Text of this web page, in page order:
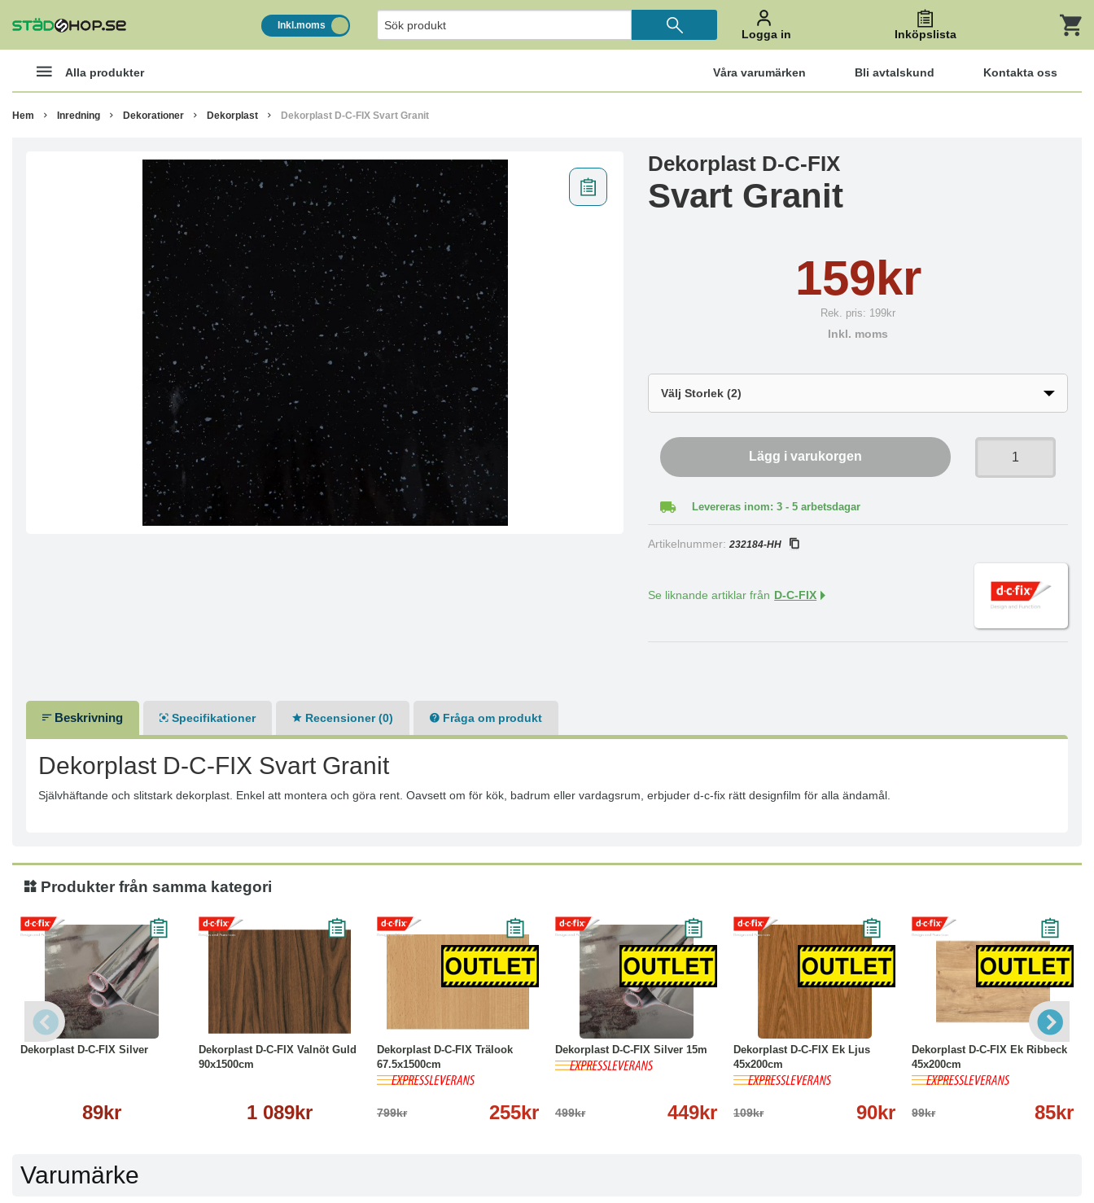
Inkl.moms
Logga in Inköpslista
Alla produkter Våra varumärken Bli avtalskund Kontakta oss
Hem Inredning Dekorationer Dekorplast Dekorplast D-C-FIX Svart Granit
Dekorplast D-C-FIX
Svart Granit
159kr
Rek. pris: 199kr
Inkl. moms
Lägg i varukorgen
Levereras inom: 3 - 5 arbetsdagar
Artikelnummer:232184-HH
Se liknande artiklar från D-C-FIX
Beskrivning Specifikationer Recensioner (0) Fråga om produkt
Dekorplast D-C-FIX Svart Granit
Självhäftande och slitstark dekorplast. Enkel att montera och göra rent. Oavsett om för kök, badrum eller vardagsrum, erbjuder d-c-fix rätt designfilm för alla ändamål.
Produkter från samma kategori
Dekorplast D-C-FIX Silver
89kr
Läs mer
Dekorplast D-C-FIX Valnöt Guld
90x1500cm
1 089kr
Köp Läs mer
Dekorplast D-C-FIX Trälook
67.5x1500cm
799kr 255kr
-68%
Dekorplast D-C-FIX Silver 15m
499kr 449kr
-10% Köp Läs mer
Dekorplast D-C-FIX Ek Ljus
45x200cm
109kr 90kr
Köp Läs mer
Dekorplast D-C-FIX Ek Ribbeck
45x200cm
99kr 85kr
-14% Köp Läs mer
Varumärke